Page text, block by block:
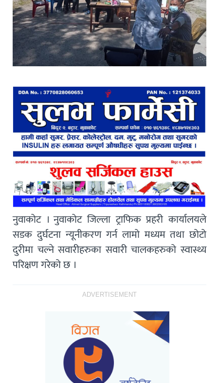
नुवाकोट । नुवाकोट जिल्ला ट्राफिक प्रहरी कार्यालयले
सडक दुर्घटना न्यूनीकरण गर्न लामो मध्यम तथा छोटो
दुरीमा चल्ने सवारीहरुका सवारी चालकहरुको स्वास्थ्य
परिक्षण गरेको छ ।
ADVERTISEMENT